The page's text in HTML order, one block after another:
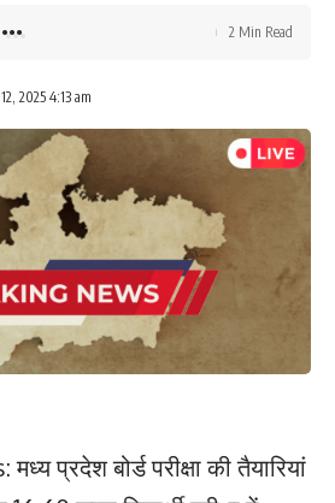
2025 4:13 am
2 Min Read
प्रदेश बोर्ड परीक्षा की तैयारियां